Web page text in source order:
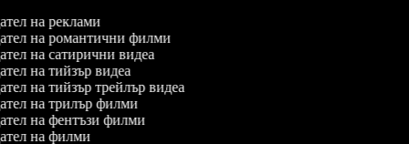
на реклами
на романтични филми
на сатирични видеа
на тийзър видеа
на тийзър трейлър видеа
на трилър филми
на фентъзи филми
на филми